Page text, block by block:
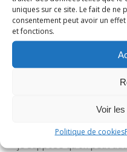
uniques sur ce site. Le fait de
consentement peut avoir un
et fonctions.
Voir
Politique de cookies
C’est un vrai délice je
1
Quel plat appétissant
pour la recette, On
je suppose qu’on peut